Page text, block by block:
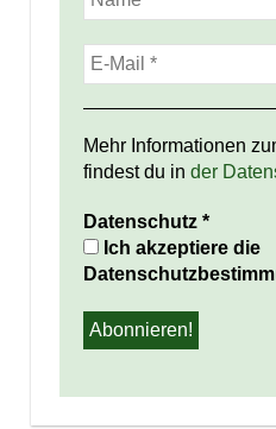
Mehr Informationen
findest du in der
Datenschutz *
Ich akzeptiere die